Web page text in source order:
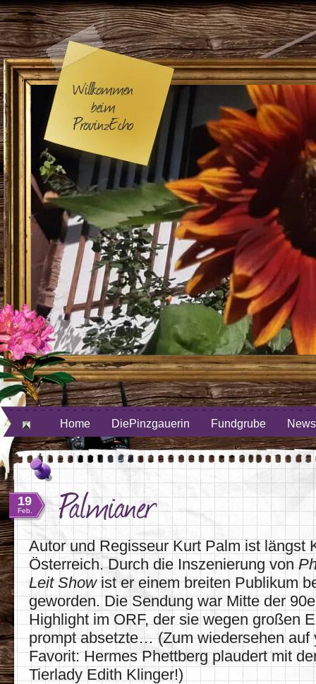
Willkommen
beim
ProvinzEcho
Home DiePinzgauerin Fundgrube
Twitter
19
Feb. Palmianer
Autor und Regisseur Kurt Palm ist längst
Österreich. Durch die Inszenierung von
Leit Showist er einem breiten Publikum
geworden. Die Sendung war Mitte der
Highlight im ORF, der sie wegen großen
prompt absetzte… (Zum wiedersehen auf
Favorit: Hermes Phettberg plaudert mit
Tierlady Edith Klinger!)